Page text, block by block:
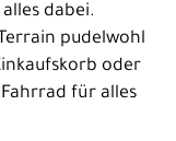
dabei.
pudelwohl
oder
für alles